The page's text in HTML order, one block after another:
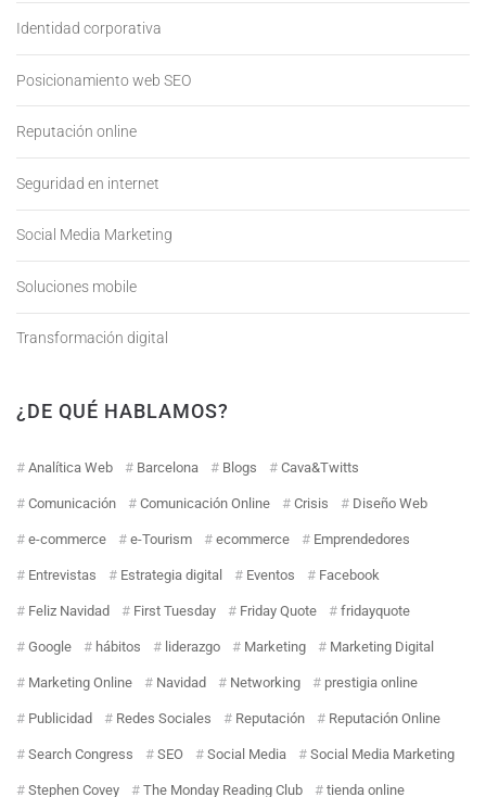
Identidad corporativa
Posicionamiento web SEO
Reputación online
Seguridad en internet
Social Media Marketing
Soluciones mobile
Transformación digital
¿DE QUÉ HABLAMOS?
Analítica Web Barcelona Blogs Cava&Twitts
Comunicación Comunicación Online Crisis Diseño Web
e-commerce e-Tourism ecommerce Emprendedores
Entrevistas Estrategia digital Eventos Facebook
Feliz Navidad First Tuesday Friday Quote fridayquote
Google hábitos liderazgo Marketing Marketing Digital
Marketing Online Navidad Networking prestigia online
Publicidad Redes Sociales Reputación Reputación Online
Search Congress SEO Social Media Social Media Marketing
Stephen Covey The Monday Reading Club tienda online